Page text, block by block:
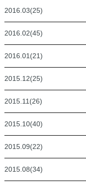
2016.03(25)
2016.02(45)
2016.01(21)
2015.12(25)
2015.11(26)
2015.10(40)
2015.09(22)
2015.08(34)